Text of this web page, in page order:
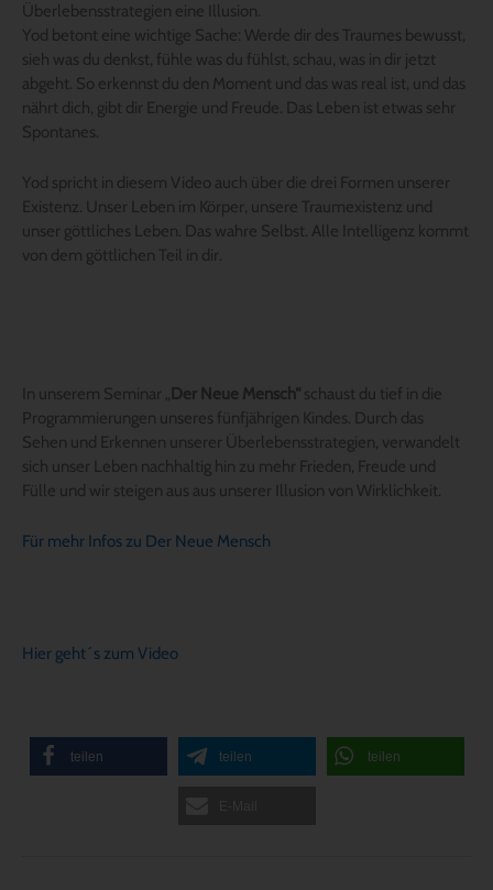
Überlebensstrategien eine Illusion.
Yod betont eine wichtige Sache: Werde dir des Traumes bewusst,
sieh was du denkst, fühle was du fühlst, schau, was in dir jetzt
abgeht. So erkennst du den Moment und das was real ist, und das
nährt dich, gibt dir Energie und Freude. Das Leben ist etwas sehr
Spontanes.
Yod spricht in diesem Video auch über die drei Formen unserer
Existenz. Unser Leben im Körper, unsere Traumexistenz und
unser göttliches Leben. Das wahre Selbst. Alle Intelligenz kommt
von dem göttlichen Teil in dir.
In unserem Seminar „ Der Neue Mensch“ schaust du tief in die
Programmierungen unseres fünfjährigen Kindes. Durch das
Sehen und Erkennen unserer Überlebensstrategien, verwandelt
sich unser Leben nachhaltig hin zu mehr Frieden, Freude und
Fülle und wir steigen aus aus unserer Illusion von Wirklichkeit.
Für mehr Infos zu Der Neue Mensch
Hier geht´s zum Video
teilen teilen teilen